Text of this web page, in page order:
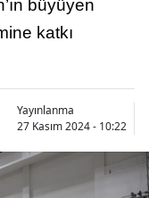
büyüyen
katkı
Yayınlanma
27 Kasım 2024 - 10:22